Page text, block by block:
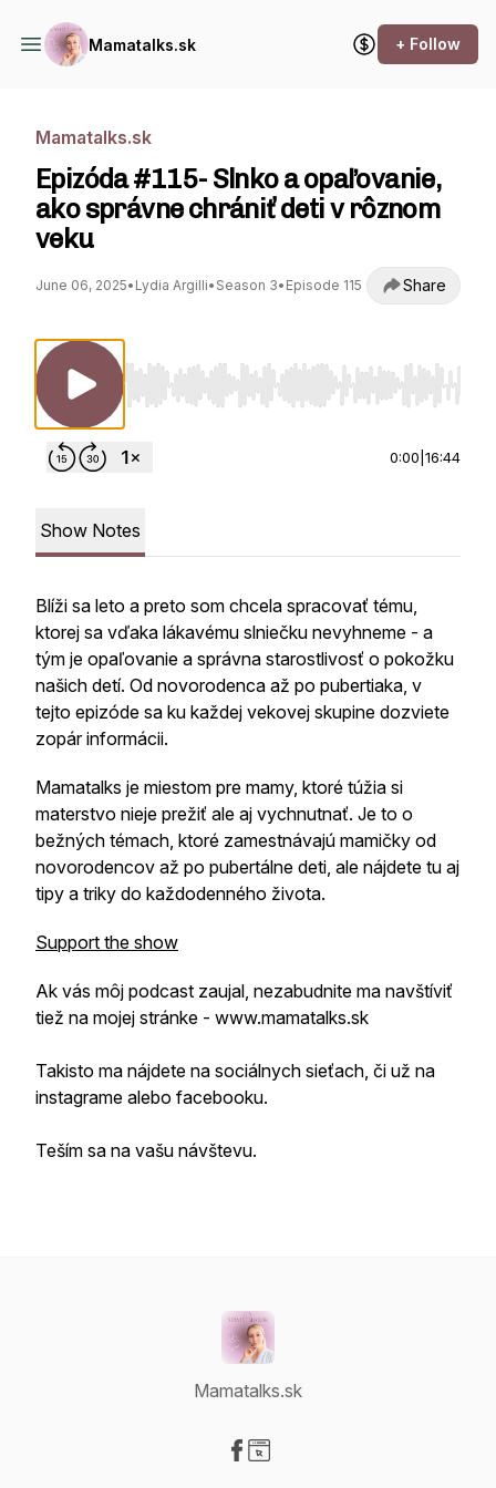
Mamatalks.sk + Follow
Mamatalks.sk
Epizóda #115- Slnko a opaľovanie,
ako správne chrániť deti v rôznom
veku
June 06, 2025• Lydia Argilli• Season 3• Episode 115 Share
Use Left/Right to seek, Home/End to jump
0:00 16:44
Show Notes
Blíži sa leto a preto som chcela spracovať tému,
ktorej sa vďaka lákavému slniečku nevyhneme - a
tým je opaľovanie a správna starostlivosť o pokožku
našich detí. Od novorodenca až po pubertiaka, v
tejto epizóde sa ku každej vekovej skupine dozviete
zopár informácii.
Mamatalks je miestom pre mamy, ktoré túžia si
materstvo nieje prežiť ale aj vychnutnať. Je to o
bežných témach, ktoré zamestnávajú mamičky od
novorodencov až po pubertálne deti, ale nájdete tu aj
tipy a triky do každodenného života.
Support the show
Ak vás môj podcast zaujal, nezabudnite ma navštíviť
tiež na mojej stránke - www.mamatalks.sk
Takisto ma nájdete na sociálnych sieťach, či už na
instagrame alebo facebooku.
Teším sa na vašu návštevu.
Mamatalks.sk